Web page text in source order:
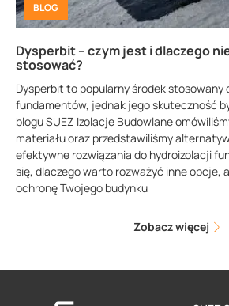
BLOG
Dysperbit – czym jest i dlaczego
stosować?
Dysperbit to popularny środek stosowany
fundamentów, jednak jego skuteczność
blogu SUEZ Izolacje Budowlane
materiału oraz przedstawiliśmy
efektywne rozwiązania do hydroizolacji
się, dlaczego warto rozważyć inne opcje,
ochronę Twojego budynku
Zobacz więcej